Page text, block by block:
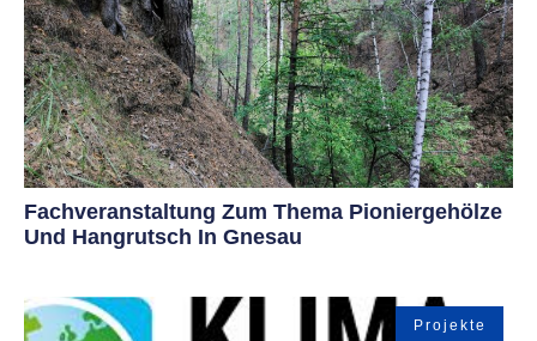
Fachveranstaltung Zum Thema Pioniergehölze
Und Hangrutsch In Gnesau
Projekte